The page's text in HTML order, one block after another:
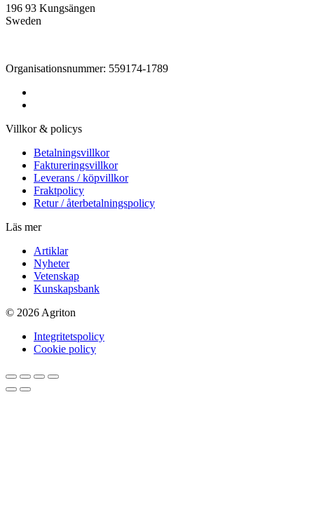
196 93 Kungsängen
Sweden
Organisationsnummer: 559174-1789
Villkor & policys
Betalningsvillkor
Faktureringsvillkor
Leverans / köpvillkor
Fraktpolicy
Retur / återbetalningspolicy
Läs mer
Artiklar
Nyheter
Vetenskap
Kunskapsbank
© 2026 Agriton
Integritetspolicy
Cookie policy